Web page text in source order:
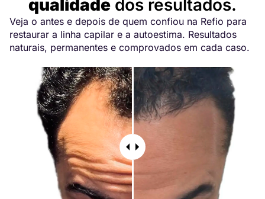
qualidade dos resultados.
Veja o antes e depois de quem confiou na Refio para
restaurar a linha capilar e a autoestima. Resultados
naturais, permanentes e comprovados em cada caso.